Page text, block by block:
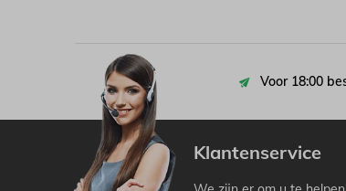
Voor 18:00
Klantenservice